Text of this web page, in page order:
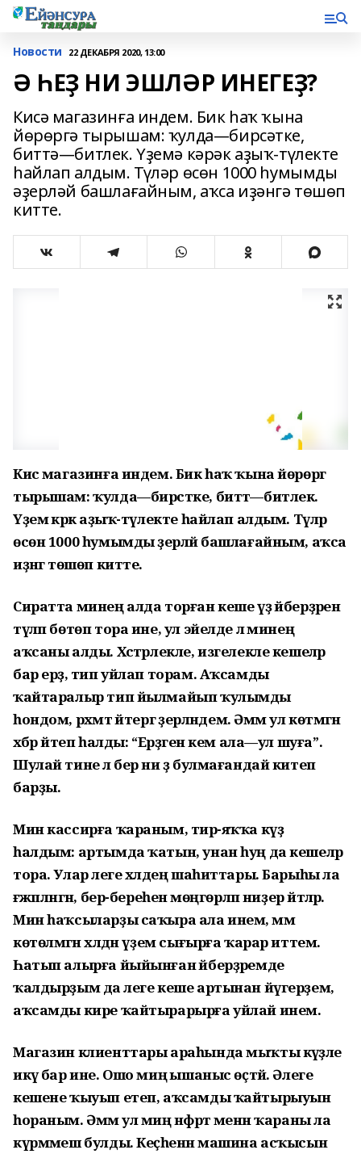
Новости 22 ДЕКАБРЯ 2020, 13:00
Ә ҺЕҘ НИ ЭШЛӘР ИНЕГЕҘ?
Кисә магазинға индем. Бик һаҡ ҡына
йөрөргә тырышам: ҡулда—бирсәтке,
биттә—битлек. Үҙемә кәрәк аҙыҡ-түлекте
һайлап алдым. Түләр өсөн 1000 һумымды
әҙерләй башлағайным, аҡса иҙәнгә төшөп
китте.
Кисә магазинға индем. Бик һаҡ ҡына йөрөргә
тырышам: ҡулда—бирсәтке, биттә—битлек.
Үҙемә кәрәк аҙыҡ-түлекте һайлап алдым. Түләр
өсөн 1000 һумымды әҙерләй башлағайным, аҡса
иҙәнгә төшөп китте.
Сиратта минең алда торған кеше үҙ әйберҙәренә
түләп бөтөп тора ине, ул эйелде лә минең
аҡсаны алды. Хәстәрлекле, изгелекле кешеләр
бар ерҙә, тип уйлап торам. Аҡсамды
ҡайтаралыр тип йылмайып ҡулымды
һондом, рәхмәт әйтергә әҙерләндем. Әммә ул көтмәгән
хәбәр әйтеп һалды: “Ерҙәген кем ала—ул шуға”.
Шулай тине лә бер ни ҙә булмағандай китеп
барҙы.
Мин кассирға ҡараным, тирә-яҡҡа күҙ
һалдым: артымда ҡатын, унан һуң да кешеләр
тора. Улар әлеге хәлдең шаһиттары. Барыһы ла
ғәжәпләнгән, бер-береһенә мөңгөрләп ниҙер әйтәләр.
Мин һаҡсыларҙы саҡыра ала инем, әммә
көтөлмәгән хәлдән үҙем сығырға ҡарар иттем.
Һатып алырға йыйынған әйберҙәремде
ҡалдырҙым да әлеге кеше артынан йүгерҙем,
аҡсамды кире ҡайтырарырға уйлай инем.
Магазин клиенттары араһында мыҡты кәүҙәле
икәү бар ине. Ошо миңә ышаныс өҫтәй. Әлеге
кешене ҡыуып етеп, аҡсамды ҡайтырыуын
һораным. Әммә ул миңә нәфрәт менән ҡараны ла
күрмәмеш булды. Кеҫәһенән машина асҡысын